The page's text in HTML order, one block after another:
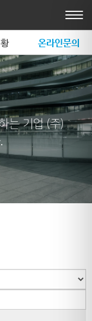
온라인문의
는 기업 (주)